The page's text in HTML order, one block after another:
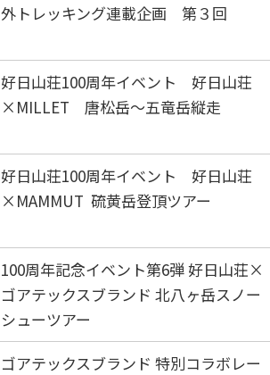
外トレッキング連載企画 第３回
好日山荘100周年イベント 好日山荘
×MILLET 唐松岳～五竜岳縦走
好日山荘100周年イベント 好日山荘
×MAMMUT 硫黄岳登頂ツアー
100周年記念イベント第6弾 好日山荘×
ゴアテックスブランド 北八ヶ岳スノー
シューツアー
ゴアテックスブランド 特別コラボレー